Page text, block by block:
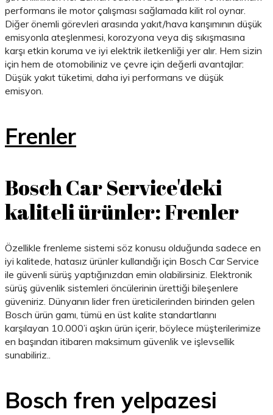
performans ile motor çalışması sağlamada kilit rol oynar.
Diğer önemli görevleri arasında yakıt/hava karışımının düşük
emisyonla ateşlenmesi, korozyona veya diş sıkışmasına
karşı etkin koruma ve iyi elektrik iletkenliği yer alır. Hem sizin
için hem de otomobiliniz ve çevre için değerli avantajlar:
Düşük yakıt tüketimi, daha iyi performans ve düşük
emisyon.
Frenler
Bosch Car Service'deki
kaliteli ürünler: Frenler
Özellikle frenleme sistemi söz konusu olduğunda sadece en
iyi kalitede, hatasız ürünler kullandığı için Bosch Car Service
ile güvenli sürüş yaptığınızdan emin olabilirsiniz. Elektronik
sürüş güvenlik sistemleri öncülerinin ürettiği bileşenlere
güveniriz. Dünyanın lider fren üreticilerinden birinden gelen
Bosch ürün gamı, tümü en üst kalite standartlarını
karşılayan 10.000’i aşkın ürün içerir, böylece müşterilerimize
en başından itibaren maksimum güvenlik ve işlevsellik
sunabiliriz..
Bosch fren yelpazesi